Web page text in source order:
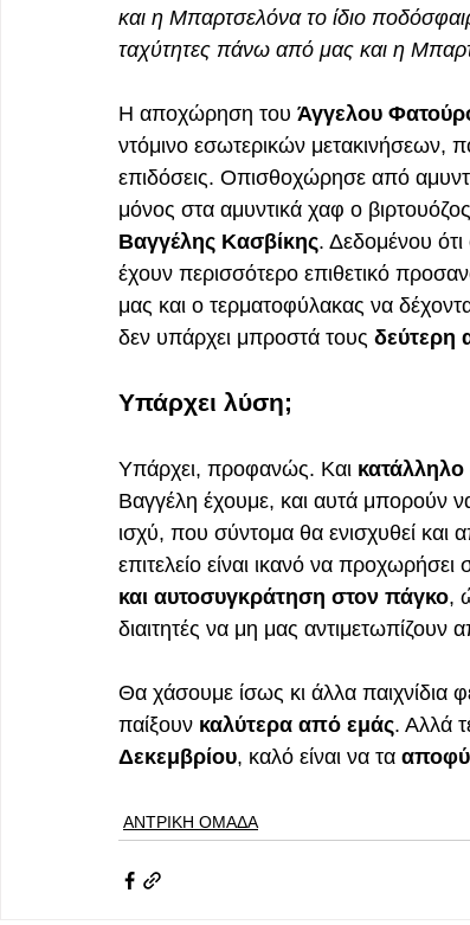
και η Μπαρτσελόνα το ίδιο
ταχύτητες πάνω από μας και η
Η αποχώρηση του Άγγελου
ντόμινο εσωτερικών μετακινήσεων,
επιδόσεις. Οπισθοχώρησε από
μόνος στα αμυντικά χαφ ο
Βαγγέλης Κασβίκης. Δεδομένου ότι
έχουν περισσότερο επιθετικό
μας και ο τερματοφύλακας να
δεν υπάρχει μπροστά τους δεύτερη
Υπάρχει λύση;
Υπάρχει, προφανώς. Και
Βαγγέλη έχουμε, και αυτά μπορούν
ισχύ, που σύντομα θα ενισχυθεί και
επιτελείο είναι ικανό να
και αυτοσυγκράτηση στον πάγκο,
διαιτητές να μη μας αντιμετωπίζουν
Θα χάσουμε ίσως κι άλλα
παίξουν καλύτερα από εμάς. Αλλά
Δεκεμβρίου, καλό είναι να τα
ΑΝΤΡΙΚΗ ΟΜΑΔΑ